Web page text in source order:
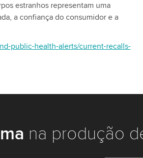
estranhos representam uma
a confiança do consumidor e a
public-health-alerts/current-recalls-
na produção